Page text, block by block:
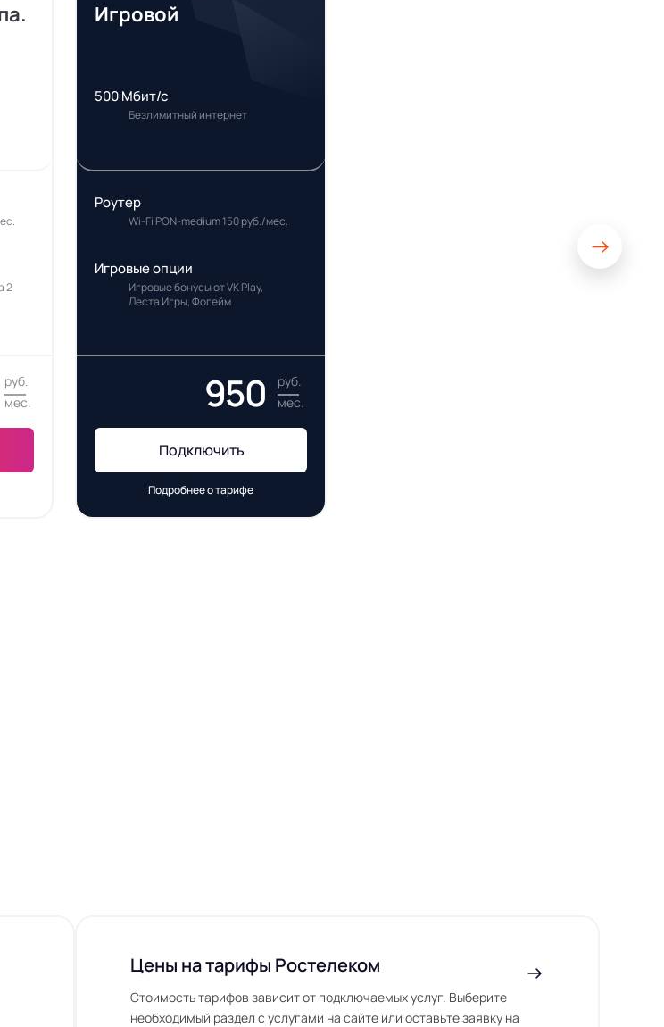
2
руб.
мес.
Игровой
500 Мбит/с
Безлимитный интернет
Роутер
Wi-Fi PON-medium 150 руб./мес.
Игровые опции
Игровые бонусы от VK Play,
Леста Игры, Фогейм
950
руб.
мес.
Подключить
Подробнее о тарифе
Цены на тарифы Ростелеком
Стоимость тарифов зависит от подключаемых услуг. Выберите
необходимый раздел с услугами на сайте или оставьте заявку на